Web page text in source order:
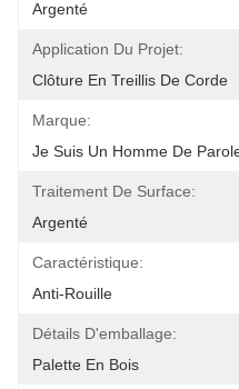
Argenté
Application Du Projet:
Clôture En Treillis De Corde
Marque:
Je Suis Un Homme De
Traitement De Surface:
Argenté
Caractéristique:
Anti-Rouille
Détails D'emballage:
Palette En Bois